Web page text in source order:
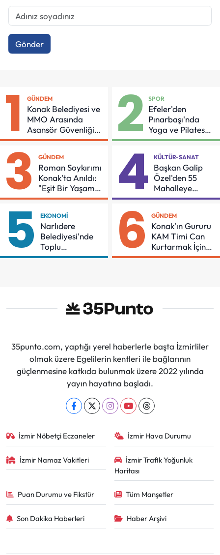
Gönder
1 GÜNDEM
Konak Belediyesi ve
MMO Arasında
Asansör Güvenliği
İçin Önemli Protokol
2 SPOR
Efeler'den
Pınarbaşı'nda
Yoga ve Pilates
Buluşması
3 GÜNDEM
Roman Soykırımı
Konak'ta Anıldı:
"Eşit Bir Yaşam
İçin Mücadeleyi
4 KÜLTÜR-SANAT
Başkan Galip
Özel'den 55
Mahalleye
Çocuk Şenliği
5 EKONOMI
Narlıdere
Belediyesi'nde
Toplu
Sözleşmeye
6 GÜNDEM
Konak'ın Gururu
KAM Timi Can
Kurtarmak İçin
Demir Aldı
35punto.com, yaptığı yerel haberlerle başta İzmirliler
olmak üzere Egelilerin kentleri ile bağlarının
güçlenmesine katkıda bulunmak üzere 2022 yılında
yayın hayatına başladı.
İzmir Nöbetçi Eczaneler İzmir Hava Durumu
İzmir Namaz Vakitleri
İzmir Trafik Yoğunluk
Haritası
Puan Durumu ve Fikstür Tüm Manşetler
Son Dakika Haberleri Haber Arşivi